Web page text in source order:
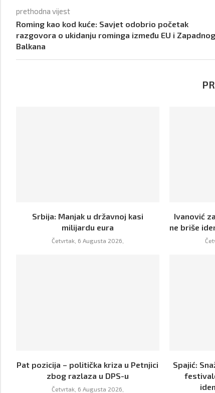
prethodna vijest
Roming kao kod kuće: Savjet odobrio početak
razgovora o ukidanju rominga između EU i Zapadnog
Balkana
Srbija: Manjak u državnoj kasi
milijardu eura
Četvrtak, 6 Augusta 2026,
Ivanović
ne briše
Pat pozicija – politička kriza u Petnjici
zbog razlaza u DPS-u
Četvrtak, 6 Augusta 2026,
Spajić: